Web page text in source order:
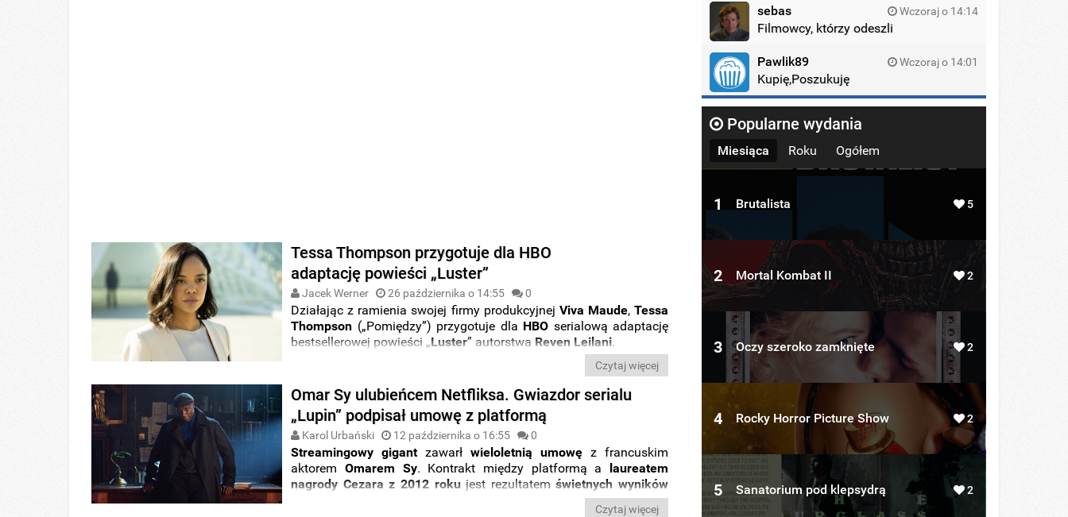
Tessa Thompson przygotuje dla HBO
adaptację powieści „Luster”
Jacek Werner 26 października o 14:55 0
Działając z ramienia swojej firmy produkcyjnej Viva Maude,Tessa
Thompson („Pomiędzy”) przygotuje dla HBO serialową adaptację
bestsellerowej powieści „Luster” autorstwa Reven Leilani.
Czytaj więcej
Omar Sy ulubieńcem Netfliksa. Gwiazdor serialu
„Lupin” podpisał umowę z platformą
Karol Urbański 12 października o 16:55 0
Streamingowy gigantzawarłwieloletnią umowę z francuskim
aktorem Omarem Sy. Kontrakt między platformą a laureatem
nagrody Cezara z 2012 rokujest rezultatemświetnych wyników
wydanego w tym roku serialu kryminalnego „Lupin”.
Czytaj więcej
sebas Wczoraj o 14:14
Filmowcy, którzy odeszli
Pawlik89 Wczoraj o 14:01
Kupię,Poszukuję
Popularne wydania
Miesiąca Roku Ogółem
1 Brutalista 5
2 Mortal Kombat II 2
3 Oczy szeroko zamknięte 2
4 Rocky Horror Picture Show 2
5 Sanatorium pod klepsydrą 2